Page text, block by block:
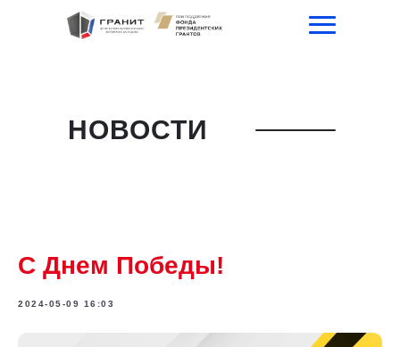
НОВОСТИ
С Днем Победы!
2024-05-09 16:03